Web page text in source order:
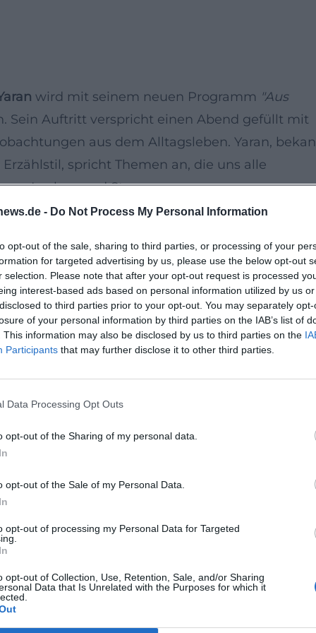
- Do Not Process My Personal Information
opt-out of the sale, sharing to third parties, or processing of your
for targeted advertising by us, please use the below opt-out
selection. Please note that after your opt-out request is processed
interest-based ads based on personal information utilized by us
to third parties prior to your opt-out. You may separately
of your personal information by third parties on the IAB’s list of
This information may also be disclosed by us to third parties on the
Participants that may further disclose it to other third parties.
Data Processing Opt Outs
opt-out of the Sharing of my personal data.
opt-out of the Sale of my Personal Data.
opt-out of processing my Personal Data for Targeted
opt-out of Collection, Use, Retention, Sale, and/or Sharing
Data that Is Unrelated with the Purposes for which it
wird mit seinem neuen Programm "Aus
Sein Auftritt verspricht einen Abend gefüllt mit
aus dem Alltagsleben. Yaran,
spricht Themen an, die uns alle
Lachen und Staunen.
VeranstaltungszentrumbigBOX Allgäu /
und entspannte Atmosphäre geschätzt
ein Faible für gehobene Unterhaltung und
Kalender der Stadt.
Mix aus Improvisation und durchdachten
Alters zu begeistern.
Live-Performance zu sein und
unavailable
in Google Maps